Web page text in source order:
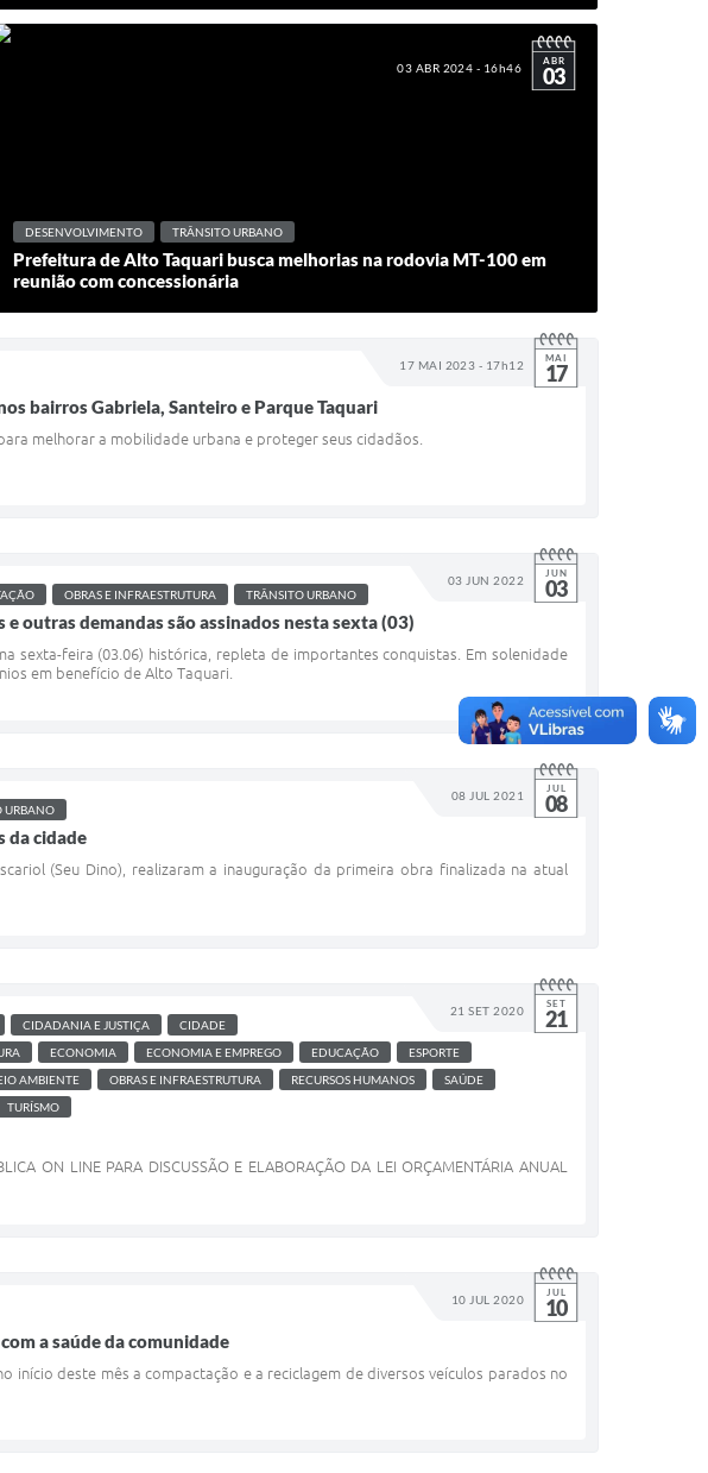
03 ABR 2024 - 16h46 ABR
03
DESENVOLVIMENTO TRÂNSITO URBANO
Prefeitura de Alto Taquari busca melhorias na rodovia MT-100 em
reunião com concessionária
17 MAI 2023 - 17h12 MAI
17
bairros Gabriela, Santeiro e Parque Taquari
melhorar a mobilidade urbana e proteger seus cidadãos.
03 JUN 2022 JUN
03
OBRAS E INFRAESTRUTURA TRÂNSITO URBANO
outras demandas são assinados nesta sexta (03)
sexta-feira (03.06) histórica, repleta de importantes conquistas. Em solenidade
em benefício de Alto Taquari.
08 JUL 2021 JUL
08
URBANO
da cidade
(Seu Dino), realizaram a inauguração da primeira obra finalizada na atual
21 SET 2020 SET
21
CIDADANIA E JUSTIÇA
CIDADE
ECONOMIA ECONOMIA E EMPREGO EDUCAÇÃO
ESPORTE
AMBIENTE OBRAS E INFRAESTRUTURA RECURSOS HUMANOS
SAÚDE
TURÍSMO
ON LINE PARA DISCUSSÃO E ELABORAÇÃO DA LEI ORÇAMENTÁRIA ANUAL
10 JUL 2020 JUL
10
a saúde da comunidade
deste mês a compactação e a reciclagem de diversos veículos parados no